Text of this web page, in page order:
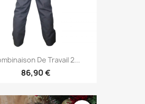
De Travail 2...
86,90 €